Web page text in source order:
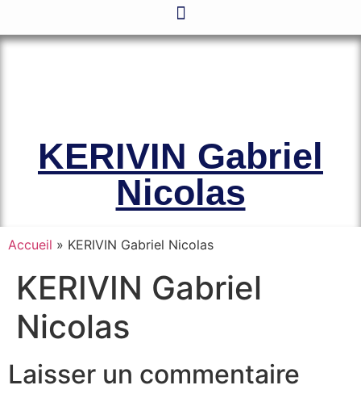
KERIVIN Gabriel
Nicolas
Accueil » KERIVIN Gabriel Nicolas
KERIVIN Gabriel
Nicolas
Laisser un commentaire